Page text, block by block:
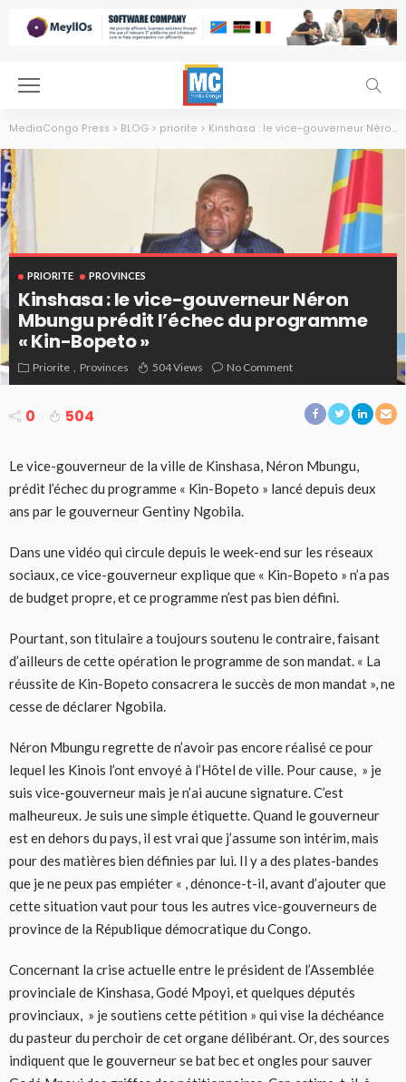
MediaCongo Press > BLOG > priorite > Kinshasa : le vice-gouverneur Néron Mbungu prédit l’échec du programme « Kin-Bopeto »
PRIORITE PROVINCES
Kinshasa : le vice-gouverneur Néron
Mbungu prédit l’échec du programme
« Kin-Bopeto »
Priorite Provinces 504 Views No Comment
0 504
Le vice-gouverneur de la ville de Kinshasa, Néron Mbungu,
prédit l’échec du programme « Kin-Bopeto » lancé depuis deux
ans par le gouverneur Gentiny Ngobila.
Dans une vidéo qui circule depuis le week-end sur les réseaux
sociaux, ce vice-gouverneur explique que « Kin-Bopeto » n’a pas
de budget propre, et ce programme n’est pas bien défini.
Pourtant, son titulaire a toujours soutenu le contraire, faisant
d’ailleurs de cette opération le programme de son mandat. « La
réussite de Kin-Bopeto consacrera le succès de mon mandat », ne
cesse de déclarer Ngobila.
Néron Mbungu regrette de n’avoir pas encore réalisé ce pour
lequel les Kinois l’ont envoyé à l’Hôtel de ville. Pour cause, » je
suis vice-gouverneur mais je n’ai aucune signature. C’est
malheureux. Je suis une simple étiquette. Quand le gouverneur
est en dehors du pays, il est vrai que j’assume son intérim, mais
pour des matières bien définies par lui. Il y a des plates-bandes
que je ne peux pas empiéter « , dénonce-t-il, avant d’ajouter que
cette situation vaut pour tous les autres vice-gouverneurs de
province de la République démocratique du Congo.
Concernant la crise actuelle entre le président de l’Assemblée
provinciale de Kinshasa, Godé Mpoyi, et quelques députés
provinciaux, » je soutiens cette pétition » qui vise la déchéance
du pasteur du perchoir de cet organe délibérant. Or, des sources
indiquent que le gouverneur se bat bec et ongles pour sauver